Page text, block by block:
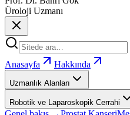
Üroloji Uzmanı
Anasayfa Hakkında
Uzmanlık Alanları
Robotik ve Laparoskopik Cerrahi